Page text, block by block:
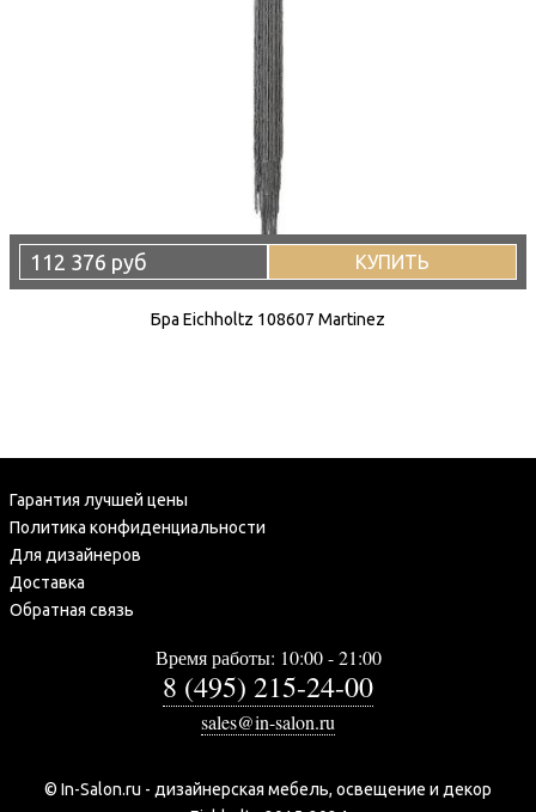
112 376 руб КУПИТЬ
Бра Eichholtz 108607 Martinez
Гарантия лучшей цены
Политика конфиденциальности
Для дизайнеров
Доставка
Обратная связь
Время работы: 10:00 - 21:00
8 (495) 215-24-00
sales@in-salon.ru
© In-Salon.ru - дизайнерская мебель, освещение и декор